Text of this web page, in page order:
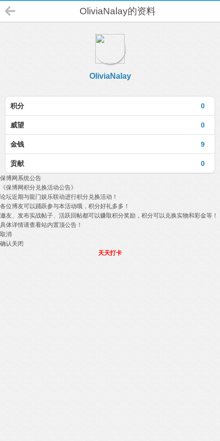
OliviaNalay的资料
OliviaNalay
0
积分
0
威望
9
金钱
0
贡献
保博网系统公告
《保博网积分兑换活动公告》
论坛近期与龍门娱乐联动进行积分兑换活动！
各位博友可以踊跃参与本活动哦，积分好礼多多！
邀友、发布实战帖子、活跃回帖都可以赚取积分奖励，积分可以兑换实物和彩金等！
具体详情请查看站内置顶公告！
取消
确认关闭
天天打卡